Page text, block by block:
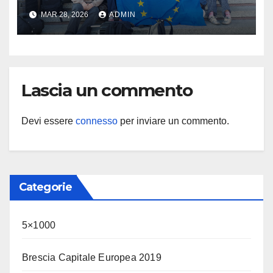
Brescia : Erasmus plus :
Arricchisce la vita, apre la
mente
MAR 28, 2026 ADMIN
Lascia un commento
Devi essere connesso per inviare un commento.
Categorie
5×1000
Brescia Capitale Europea 2019